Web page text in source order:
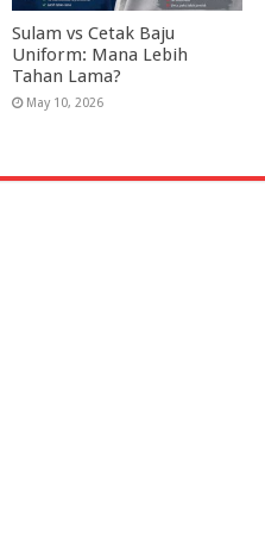
Sulam vs Cetak Baju
Uniform: Mana Lebih
Tahan Lama?
May 10, 2026